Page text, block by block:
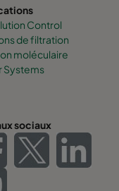
Control
de filtration
moléculaire
Systems
sociaux